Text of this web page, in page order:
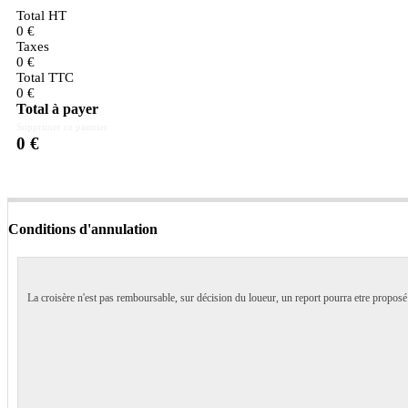
Total HT
0 €
Taxes
0 €
Total TTC
0 €
Total à payer
0 €
Conditions d'annulation
La croisère n'est pas remboursable, sur décision du loueur, un report pourra etre